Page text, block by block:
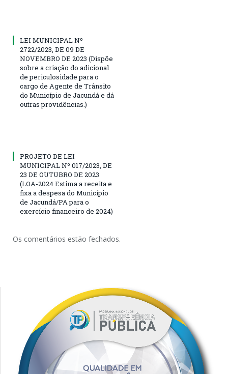
LEI MUNICIPAL Nº
2722/2023, DE 09 DE
NOVEMBRO DE 2023 (Dispõe
sobre a criação do adicional
de periculosidade para o
cargo de Agente de Trânsito
do Município de Jacundá e dá
outras providências.)
PROJETO DE LEI
MUNICIPAL Nº 017/2023, DE
23 DE OUTUBRO DE 2023
(LOA-2024 Estima a receita e
fixa a despesa do Município
de Jacundá/PA para o
exercício financeiro de 2024)
Os comentários estão fechados.